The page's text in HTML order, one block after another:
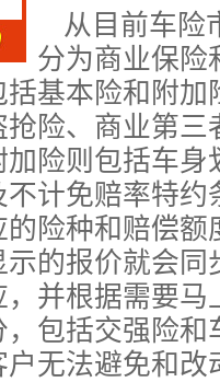
从目前车险
分为商业保险
基本险和附
抢险、商业第三
险则包括车身
计免赔率特
的险种和赔偿
示的报价就会
并根据需要
包括交强险
无法避免和